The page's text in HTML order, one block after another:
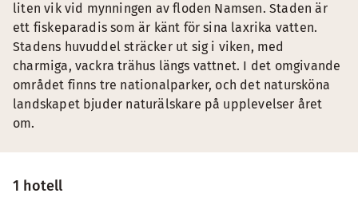
1 hotell
liten vik vid mynningen av floden Namsen. Staden är
ett fiskeparadis som är känt för sina laxrika vatten.
Stadens huvuddel sträcker ut sig i viken, med
charmiga, vackra trähus längs vattnet. I det omgivande
området finns tre nationalparker, och det natursköna
landskapet bjuder naturälskare på upplevelser året
om.